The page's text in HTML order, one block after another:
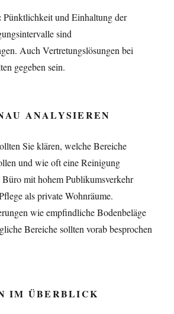
Pünktlichkeit und Einhaltung der
sind
Auch Vertretungslösungen bei
gegeben sein.
ANALYSIEREN
Sie klären, welche Bereiche
und wie oft eine Reinigung
mit hohem Publikumsverkehr
als private Wohnräume.
wie empfindliche Bodenbeläge
Bereiche sollten vorab besprochen
IM ÜBERBLICK